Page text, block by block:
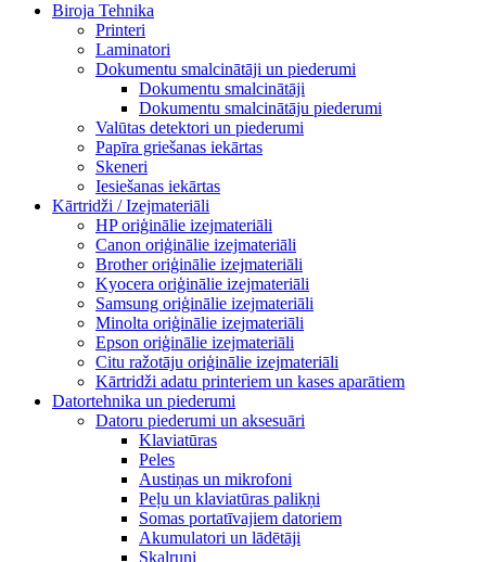
Biroja Tehnika
Printeri
Laminatori
Dokumentu smalcinātāji un piederumi
Dokumentu smalcinātāji
Dokumentu smalcinātāju piederumi
Valūtas detektori un piederumi
Papīra griešanas iekārtas
Skeneri
Iesiešanas iekārtas
Kārtridži / Izejmateriāli
HP oriģinālie izejmateriāli
Canon oriģinālie izejmateriāli
Brother oriģinālie izejmateriāli
Kyocera oriģinālie izejmateriāli
Samsung oriģinālie izejmateriāli
Minolta oriģinālie izejmateriāli
Epson oriģinālie izejmateriāli
Citu ražotāju oriģinālie izejmateriāli
Kārtridži adatu printeriem un kases aparātiem
Datortehnika un piederumi
Datoru piederumi un aksesuāri
Klaviatūras
Peles
Austiņas un mikrofoni
Peļu un klaviatūras palikņi
Somas portatīvajiem datoriem
Akumulatori un lādētāji
Skaļruņi